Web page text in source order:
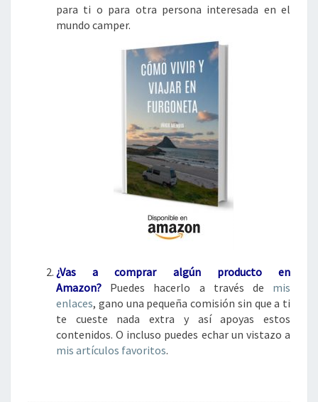
para ti o para otra persona interesada en el
mundo camper.
¿Vas a comprar algúnproducto en
Amazon? Puedes hacerlo a través de mis
enlaces, gano una pequeña comisión sin que a ti
te cueste nada extra y así apoyas estos
contenidos. O incluso puedes echar un vistazo a
mis artículos favoritos.